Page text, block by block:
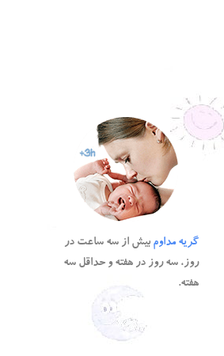
گریه مداوم بیش از سه ساعت در
روز، سه روز در هفته و حداقل سه
هفته.